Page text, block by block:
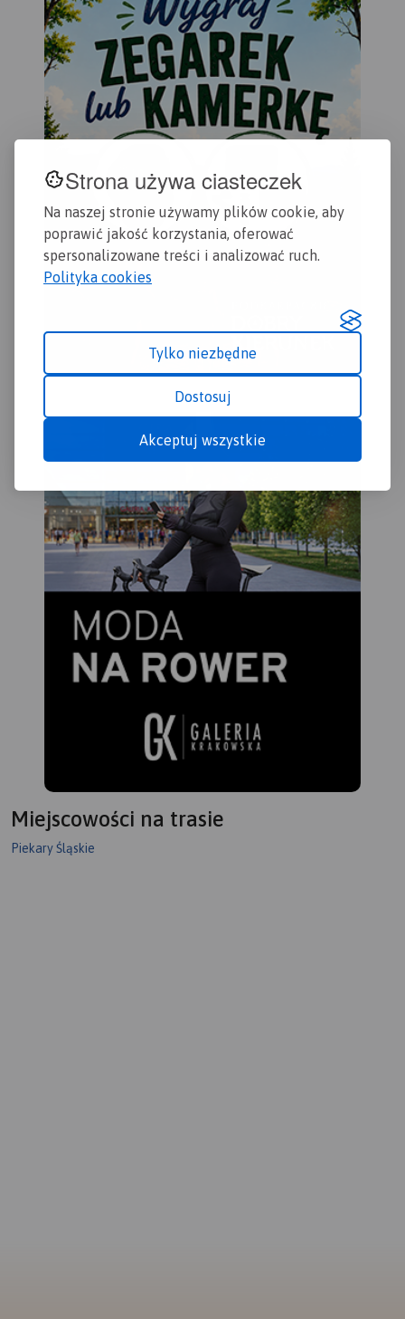
Strona używa ciasteczek
Na naszej stronie używamy plików cookie, aby
poprawić jakość korzystania, oferować
spersonalizowane treści i analizować ruch.
Polityka cookies
Tylko niezbędne
Dostosuj
Akceptuj wszystkie
Miejscowości na trasie
Piekary Śląskie